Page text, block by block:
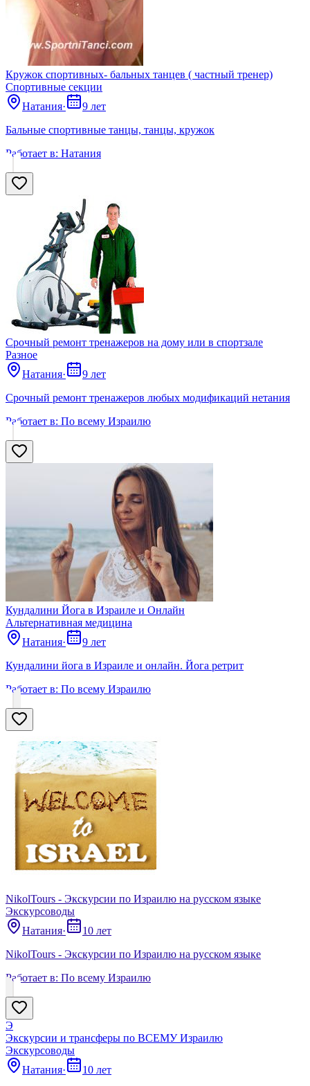
Кружок спортивных- бальных танцев ( частный тренер)
Спортивные секции
Натания·
9 лет
Бальные спортивные танцы, танцы, кружок
Работает в: Натания
Срочный ремонт тренажеров на дому или в спортзале
Разное
Натания·
9 лет
Срочный ремонт тренажеров любых модификаций нетания
Работает в: По всему Израилю
Кундалини Йога в Израиле и Онлайн
Альтернативная медицина
Натания·
9 лет
Кундалини йога в Израиле и онлайн. Йога ретрит
Работает в: По всему Израилю
NikolTours - Экскурсии по Израилю на русском языке
Экскурсоводы
Натания·
10 лет
NikolTours - Экскурсии по Израилю на русском языке
Работает в: По всему Израилю
Э
Экскурсии и трансферы по ВСЕМУ Израилю
Экскурсоводы
Натания·
10 лет